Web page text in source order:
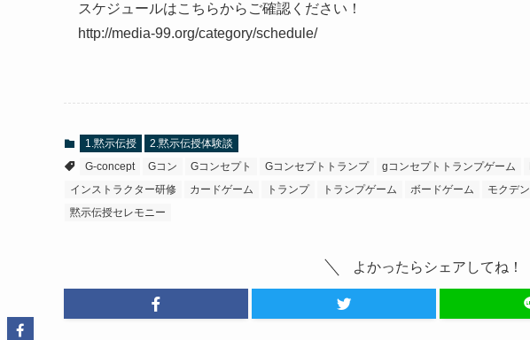
スケジュールはこちらからご確認ください！
http://media-99.org/category/schedule/
1.黙示伝授
2.黙示伝授体験談
G-concept
Gコン Gコンセプト Gコンセプトトランプ gコンセプトトランプゲーム
インストラクター研修
カードゲーム トランプ トランプゲーム ボードゲーム モクデン
黙示伝授セレモニー
よかったらシェアしてね！